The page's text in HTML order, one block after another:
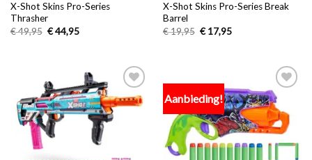
X-Shot Skins Pro-Series
Thrasher
€49,95 €44,95
X-Shot Skins Pro-Series Break
Barrel
€19,95 €17,95
Toevoegen
aan
verlanglijst
Aanbieding!
Toevoegen
aan
verlanglijst